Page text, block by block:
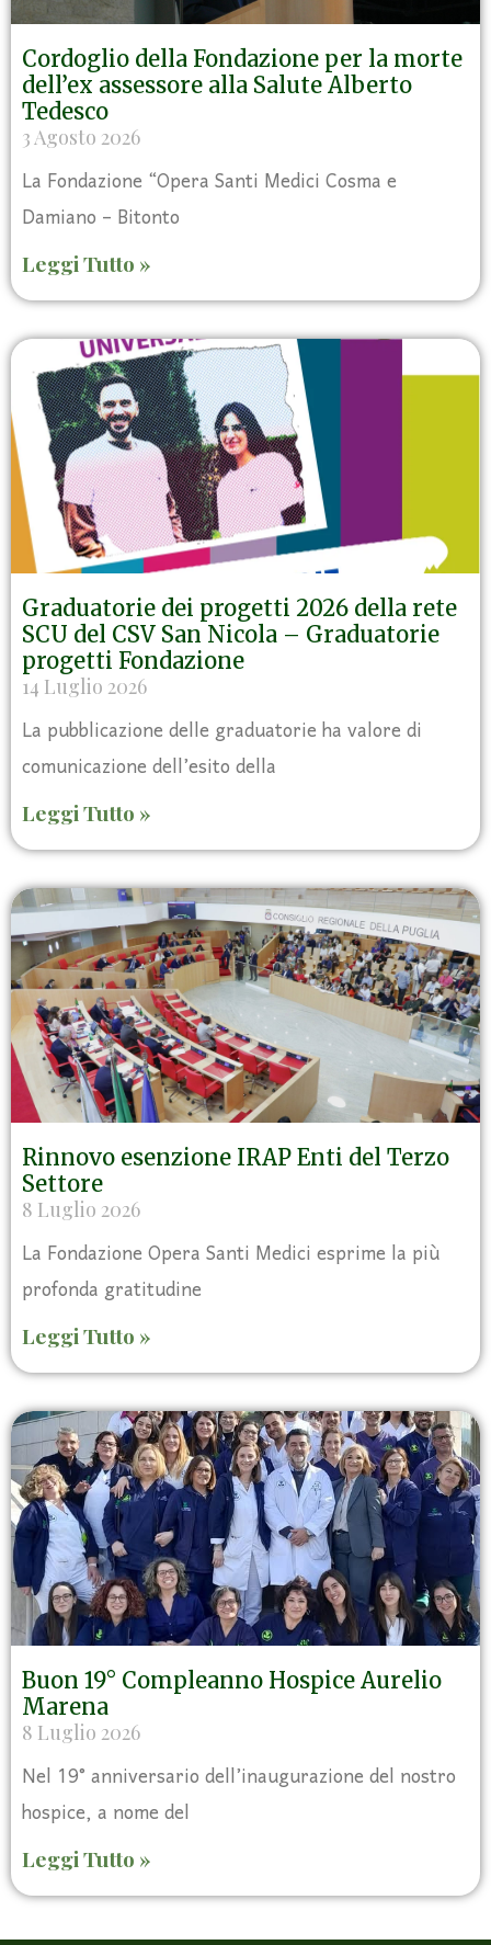
Cordoglio della Fondazione per la morte
dell’ex assessore alla Salute Alberto
Tedesco
3 Agosto 2026
La Fondazione “Opera Santi Medici Cosma e
Damiano – Bitonto
Leggi Tutto »
Graduatorie dei progetti 2026 della rete
SCU del CSV San Nicola – Graduatorie
progetti Fondazione
14 Luglio 2026
La pubblicazione delle graduatorie ha valore di
comunicazione dell’esito della
Leggi Tutto »
Rinnovo esenzione IRAP Enti del Terzo
Settore
8 Luglio 2026
La Fondazione Opera Santi Medici esprime la più
profonda gratitudine
Leggi Tutto »
Buon 19° Compleanno Hospice Aurelio
Marena
8 Luglio 2026
Nel 19° anniversario dell’inaugurazione del nostro
hospice, a nome del
Leggi Tutto »